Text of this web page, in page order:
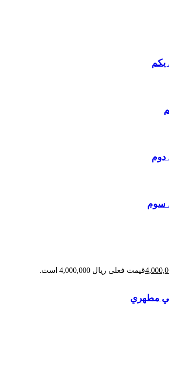
يكم
دوم
سوم
قیمت فعلی ریال 4,000,000 است.
مطهري